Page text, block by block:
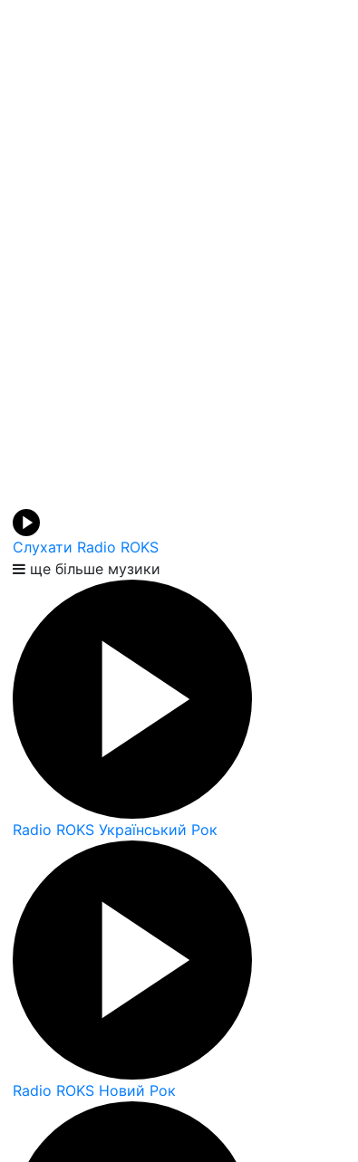
Слухати Radio ROKS
ще більше музики
Radio ROKS Український Рок
Radio ROKS Новий Рок